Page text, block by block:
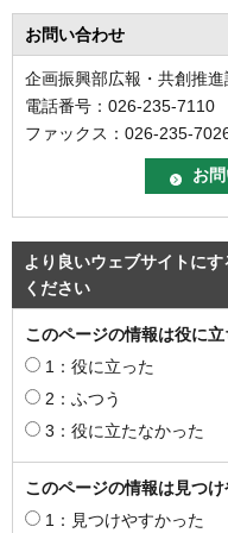
お問い合わせ
企画振興部広報・共創推進
電話番号：026-235-7110
ファックス：026-235-
より良いウェブサイトに
ください
このページの情報は役に立
1：役に立った
2：ふつう
3：役に立たなかった
このページの情報は見つ
1：見つけやすかった